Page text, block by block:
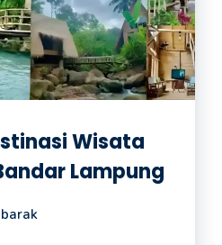
Wisata
Lampung